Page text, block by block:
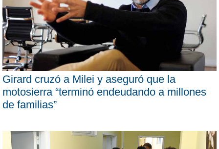
Girard cruzó a Milei y aseguró que la
motosierra “terminó endeudando a millones
de familias”